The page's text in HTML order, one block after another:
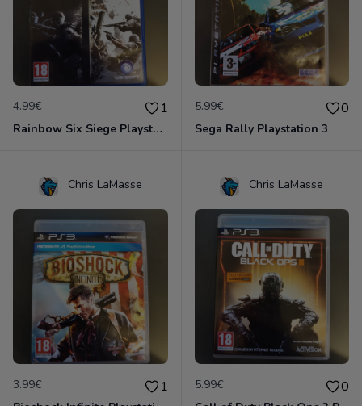
4.99€ 1
Rainbow Six Siege Playstation 4
5.99€ 0
Sega Rally Playstation 3
Chris LaMasse
3.99€ 1
Chris LaMasse
5.99€ 0